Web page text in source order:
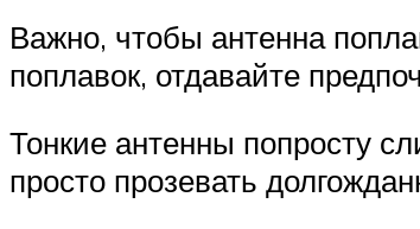
Важно, чтобы антенна
поплавок, отдавайте
Тонкие антенны попросту
просто прозевать